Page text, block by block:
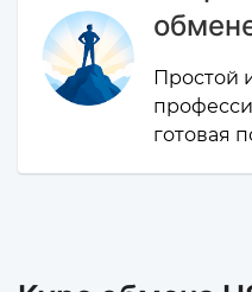
Простой
готовая